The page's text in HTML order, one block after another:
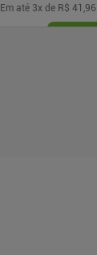
Em até 3x de R$ 41,96